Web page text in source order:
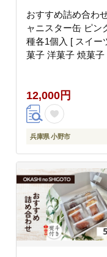
おすすめ詰め合わ
ャニスター缶 ピン
種各1個入 [ スイー
菓子 洋菓子 焼菓子
キ ギフト プレゼン
12,000円
兵庫県 小野市